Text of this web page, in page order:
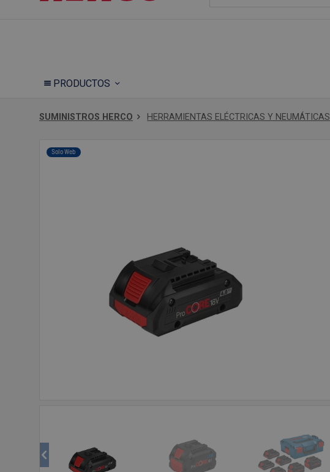
PRODUCTOS
SUMINISTROS HERCO HERRAMIENTAS ELÉCTRICAS Y NEUMÁTICAS
Solo Web